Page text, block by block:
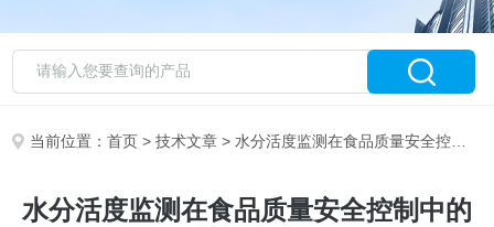
当前位置：首页 >技术文章 > 水分活度监测在食品质量安全控制中的重要意义
水分活度监测在食品质量安全控制中的